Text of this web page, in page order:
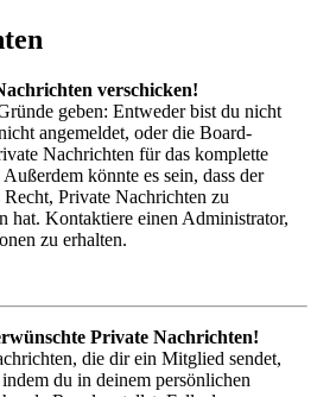
verschicken!
geben: Entweder bist du nicht
angemeldet, oder die Board-
Nachrichten für das komplette
könnte es sein, dass der
Private Nachrichten zu
hat. Kontaktiere einen Administrator,
zu erhalten.
Private Nachrichten!
die dir ein Mitglied sendet,
du in deinem persönlichen